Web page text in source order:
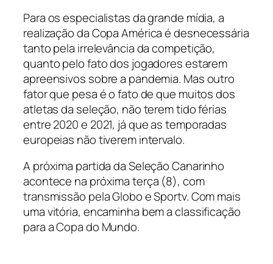
Para os especialistas da grande mídia, a
realização da Copa América é desnecessária
tanto pela irrelevância da competição,
quanto pelo fato dos jogadores estarem
apreensivos sobre a pandemia. Mas outro
fator que pesa é o fato de que muitos dos
atletas da seleção, não terem tido férias
entre 2020 e 2021, já que as temporadas
europeias não tiverem intervalo.
A próxima partida da Seleção Canarinho
acontece na próxima terça (8), com
transmissão pela Globo e Sportv. Com mais
uma vitória, encaminha bem a classificação
para a Copa do Mundo.